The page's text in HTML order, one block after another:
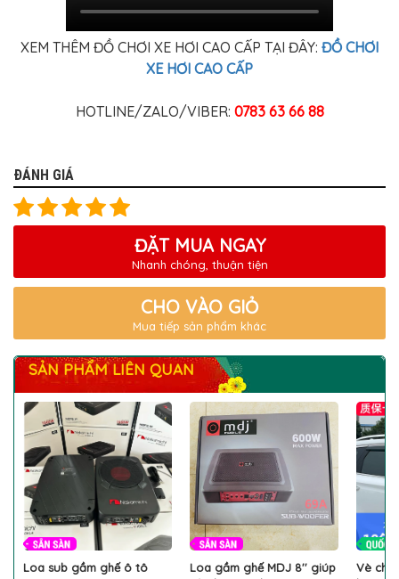
XEM THÊM ĐỒ CHƠI XE HƠI CAO CẤP TẠI ĐÂY: ĐỒ CHƠI
XE HƠI CAO CẤP
HOTLINE/ZALO/VIBER: 0783 63 66 88
ĐÁNH GIÁ
ĐẶT MUA NGAY
Nhanh chóng, thuận tiện
CHO VÀO GIỎ
Mua tiếp sản phẩm khác
SẢN PHẨM LIÊN QUAN
Loa sub gầm ghế ô tô
Loa gầm ghế MDJ 8'' giúp
Vè che